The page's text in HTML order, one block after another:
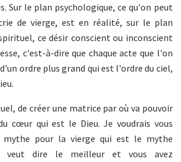
Sur le plan psychologique, ce qu'on peut
de vierge, est en réalité, sur le plan
ce désir conscient ou inconscient
c'est-à-dire que chaque acte que l'on
ordre plus grand qui est l'ordre du ciel,
de créer une matrice par où va pouvoir
cœur qui est le Dieu. Je voudrais vous
mythe pour la vierge qui est le mythe
veut dire le meilleur et vous avez